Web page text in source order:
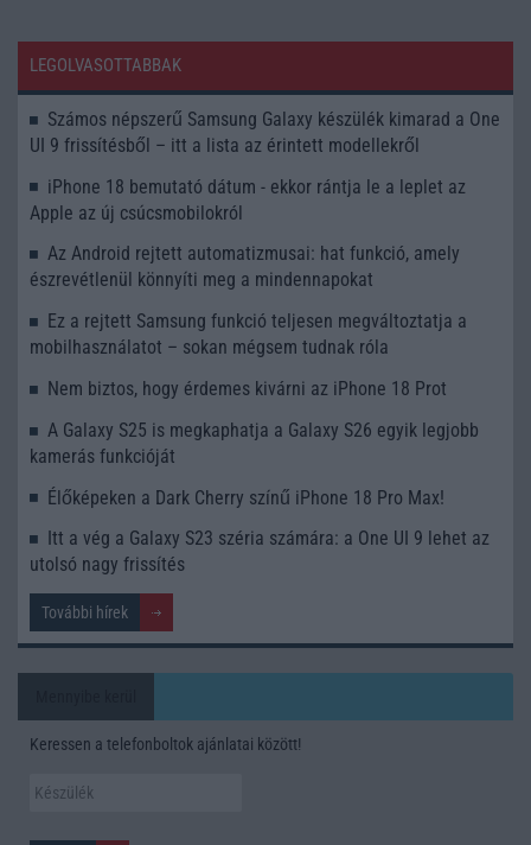
LEGOLVASOTTABBAK
Számos népszerű Samsung Galaxy készülék kimarad a One
UI 9 frissítésből – itt a lista az érintett modellekről
iPhone 18 bemutató dátum - ekkor rántja le a leplet az
Apple az új csúcsmobilokról
Az Android rejtett automatizmusai: hat funkció, amely
észrevétlenül könnyíti meg a mindennapokat
Ez a rejtett Samsung funkció teljesen megváltoztatja a
mobilhasználatot – sokan mégsem tudnak róla
Nem biztos, hogy érdemes kivárni az iPhone 18 Prot
A Galaxy S25 is megkaphatja a Galaxy S26 egyik legjobb
kamerás funkcióját
Élőképeken a Dark Cherry színű iPhone 18 Pro Max!
Itt a vég a Galaxy S23 széria számára: a One UI 9 lehet az
utolsó nagy frissítés
További hírek
Keressen a telefonboltok ajánlatai között!